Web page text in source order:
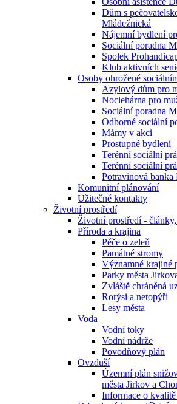
Dům s
Mládežnická
Nájemní bydlení
Sociální poradna
Spolek
Klub aktivních
Osoby ohrožené
Azylový dům pro
Noclehárna pro
Sociální poradna
Odborné sociální
Mámy v akci
Prostupné bydlení
Terénní sociální
Terénní sociální
Potravinová
Komunitní plánování
Užitečné kontakty
Životní prostředí
Životní prostředí -
Příroda a krajina
Péče o zeleň
Památné stromy
Významné krajiné
Parky města
Zvláště chráněná
Rorýsi a netopýři
Lesy města
Voda
Vodní toky
Vodní nádrže
Povodňový plán
Ovzduší
Územní plán
města Jirkov a
Informace o